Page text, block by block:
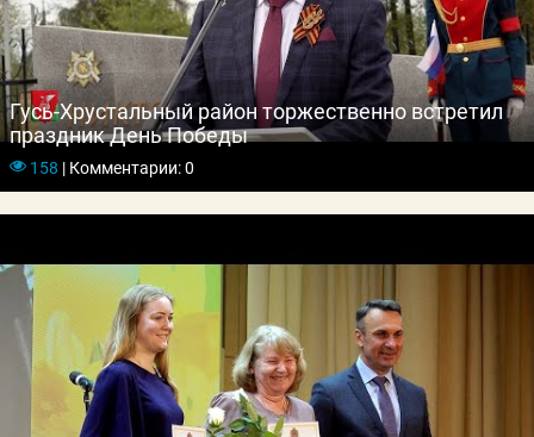
Гусь-Хрустальный район торжественно встретил
праздник День Победы
158 |Комментарии: 0